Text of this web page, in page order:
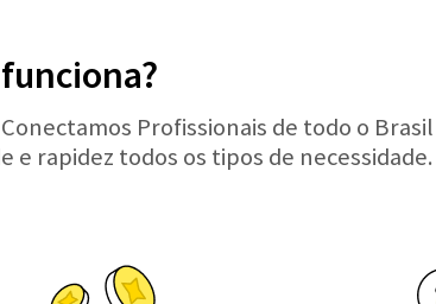
Profissionais de todo o
rapidez todos os tipos de necessidade.